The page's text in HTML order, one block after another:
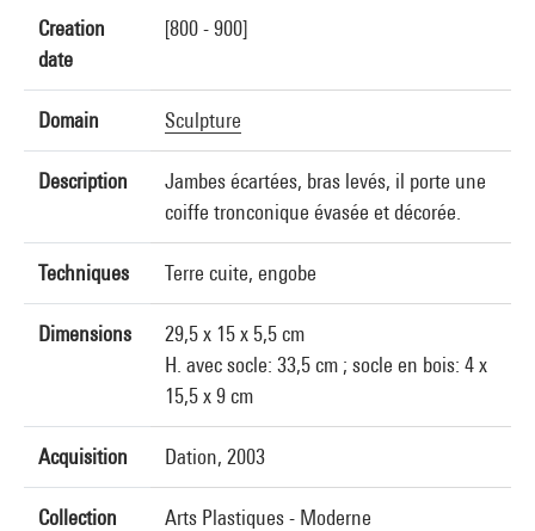
Creation
date
[800 - 900]
Domain Sculpture
Description
Jambes écartées, bras levés, il porte une
coiffe tronconique évasée et décorée.
Techniques Terre cuite, engobe
Dimensions
29,5 x 15 x 5,5 cm
H. avec socle: 33,5 cm ; socle en bois: 4 x
15,5 x 9 cm
Acquisition Dation, 2003
Collection
Arts Plastiques - Moderne